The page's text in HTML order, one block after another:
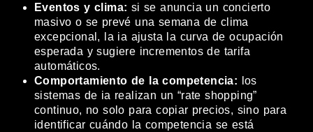
Eventos y clima: si se anuncia un concierto
masivo o se prevé una semana de clima
excepcional, la ia ajusta la curva de ocupación
esperada y sugiere incrementos de tarifa
automáticos.
Comportamiento de la competencia: los
sistemas de ia realizan un “rate shopping”
continuo, no solo para copiar precios, sino para
identificar cuándo la competencia se está